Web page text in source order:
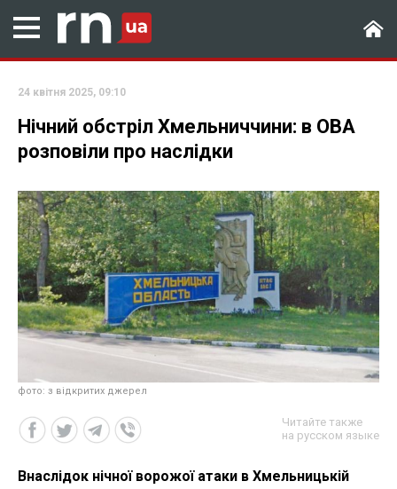
24 квітня 2025, 09:10
Нічний обстріл Хмельниччини: в ОВА
розповіли про наслідки
фото: з відкритих джерел
Читайте также
на русском языке
Внаслідок нічної ворожої атаки в Хмельницькій